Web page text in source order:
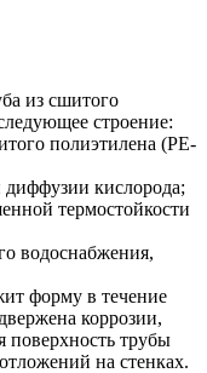
из сшитого
строение:
полиэтилена (PE-
кислорода;
термостойкости
водоснабжения,
форму в течение
коррозии,
поверхность трубы
на стенках.